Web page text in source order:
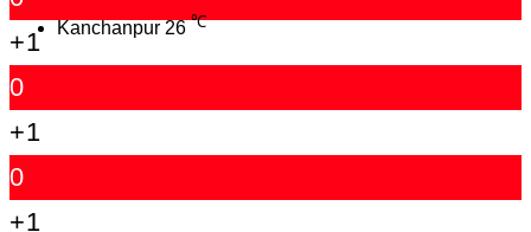
Kanchanpur 26 ℃
+1
0
+1
0
+1